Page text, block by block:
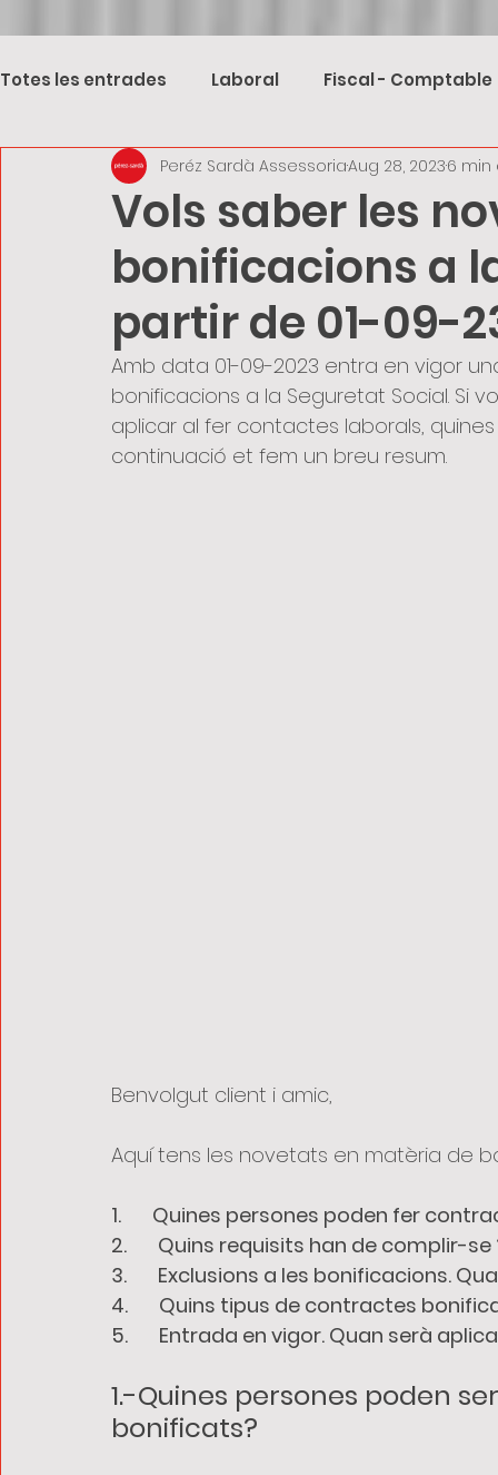
Totes les entrades Laboral Fiscal - Comptable
Vols saber les
bonificacions a
partir de 01-09-
Peréz Sardà AssessoriaAug 28, 20236 min
Amb data 01-09-2023 entra en vigor
bonificacions a la Seguretat Social. Si
aplicar al fer contactes laborals,
continuació et fem un breu resum.
Benvolgut client i amic,
Aquí tens les novetats en matèria de
1.       Quines persones poden fer
2.       Quins requisits han de complir-se
3.       Exclusions a les bonificacions.
4.       Quins tipus de contractes
5.       Entrada en vigor. Quan serà
1.-Quines persones poden
bonificats?